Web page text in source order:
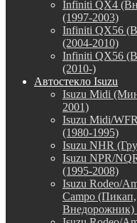
Infiniti QX4
(1997-2003)
Infiniti QX56
(2004-2010)
Infiniti QX56
(2010-)
Автостекло Isuzu
Isuzu Midi
2001)
Isuzu Midi/
(1980-1995)
Isuzu NHR
Isuzu NPR/
(1995-2008)
Isuzu Rodeo/
Campo (Пикап,
Внедорожник)